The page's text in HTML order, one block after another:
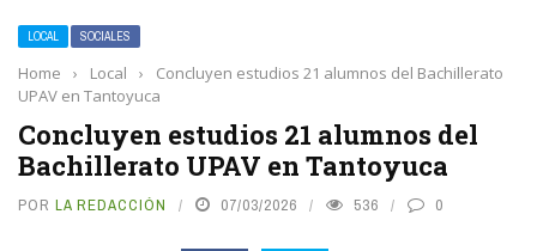
LOCAL SOCIALES
Home › Local ›
Concluyen estudios 21 alumnos del Bachillerato
UPAV en Tantoyuca
Concluyen estudios 21 alumnos del
Bachillerato UPAV en Tantoyuca
POR LA REDACCIÓN 07/03/2026 536 0